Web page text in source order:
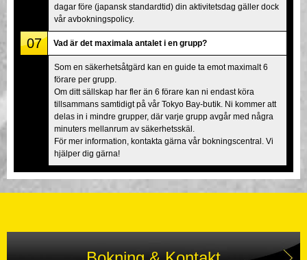
dagar före (japansk standardtid) din aktivitetsdag gäller dock
vår avbokningspolicy.
07 Vad är det maximala antalet i en grupp?
Som en säkerhetsåtgärd kan en guide ta emot maximalt 6
förare per grupp.
Om ditt sällskap har fler än 6 förare kan ni endast köra
tillsammans samtidigt på vår Tokyo Bay-butik. Ni kommer att
delas in i mindre grupper, där varje grupp avgår med några
minuters mellanrum av säkerhetsskäl.
För mer information, kontakta gärna vår bokningscentral. Vi
hjälper dig gärna!